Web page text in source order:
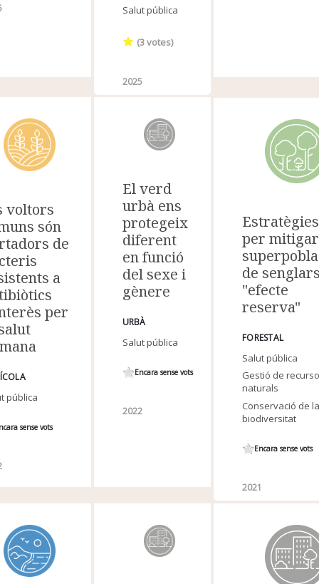
Salut pública
(3votes)
2025
voltors
són
de
a
per
pública
sense vots
El verd
urbà ens
protegeix
diferent
en funció
del sexe i
gènere
URBÀ
Salut pública
Encara sense vots
2022
Estratègies
per
de
"efecte
reserva"
FORESTAL
Salut pública
Gestió de
naturals
Conservació de
biodiversitat
Encara sense vots
2021